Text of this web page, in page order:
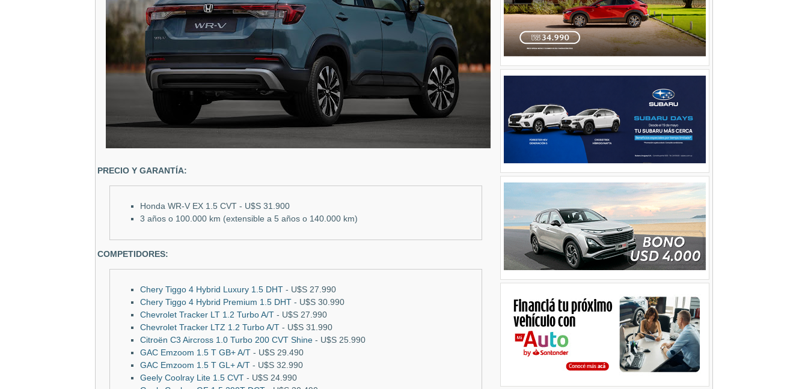
PRECIO Y GARANTÍA:
Honda WR-V EX 1.5 CVT - U$S 31.900
3 años o 100.000 km (extensible a 5 años o 140.000 km)
COMPETIDORES:
Chery Tiggo 4 Hybrid Luxury 1.5 DHT - U$S 27.990
Chery Tiggo 4 Hybrid Premium 1.5 DHT - U$S 30.990
Chevrolet Tracker LT 1.2 Turbo A/T - U$S 27.990
Chevrolet Tracker LTZ 1.2 Turbo A/T - U$S 31.990
Citroën C3 Aircross 1.0 Turbo 200 CVT Shine - U$S 25.990
GAC Emzoom 1.5 T GB+ A/T - U$S 29.490
GAC Emzoom 1.5 T GL+ A/T - U$S 32.990
Geely Coolray Lite 1.5 CVT - U$S 24.990